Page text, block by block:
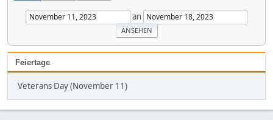
an
Feiertage
Veterans Day (November 11)